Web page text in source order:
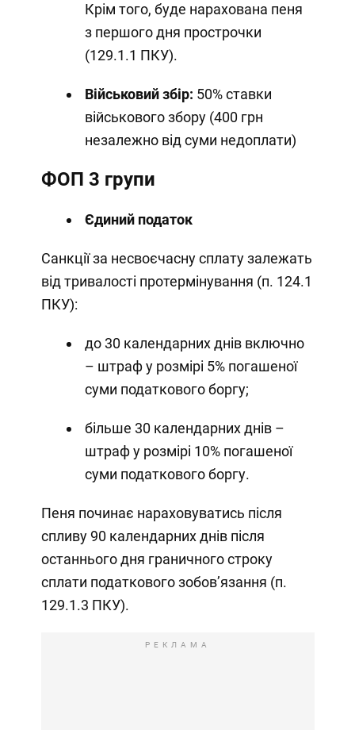
Крім того, буде нарахована пеня
з першого дня прострочки
(129.1.1 ПКУ).
Військовий збір: 50% ставки
військового збору (400 грн
незалежно від суми недоплати)
ФОП 3 групи
Єдиний податок
Санкції за несвоєчасну сплату залежать
від тривалості протермінування (п. 124.1
ПКУ):
до 30 календарних днів включно
– штраф у розмірі 5% погашеної
суми податкового боргу;
більше 30 календарних днів –
штраф у розмірі 10% погашеної
суми податкового боргу.
Пеня починає нараховуватись після
спливу 90 календарних днів після
останнього дня граничного строку
сплати податкового зобов’язання (п.
129.1.3 ПКУ).
РЕКЛАМА